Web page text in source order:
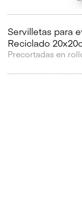
Servilletas para
Reciclado
Precortadas en